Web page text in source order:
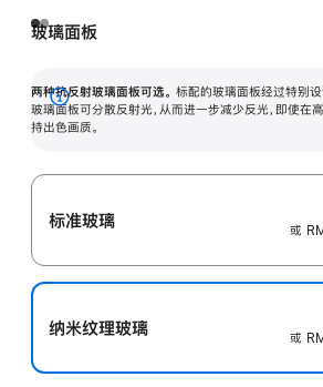
玻璃面板
两种抗反射玻璃面板可选。 标配的玻璃面板经过特别设
玻璃面板可分散反射光，从而进一步减少反光，即使在
持出色画质。
展
开
标准玻璃
或
纳米纹理玻璃
或